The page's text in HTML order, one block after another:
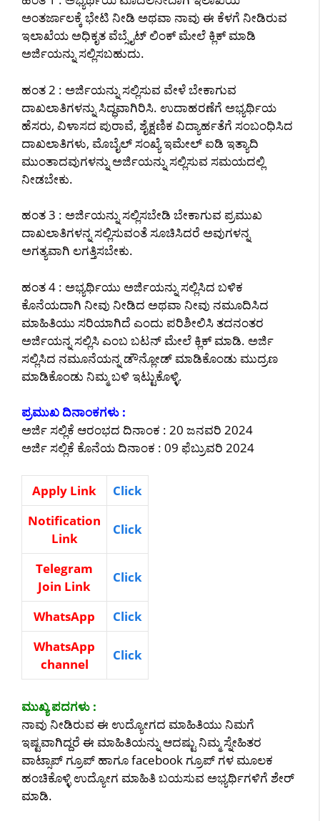
ಅಂತರ್ಜಾಲಕ್ಕೆ ಭೇಟಿ ನೀಡಿ ಅಥವಾ ನಾವು ಈ ಕೆಳಗೆ ನೀಡಿರುವ
ಇಲಾಖೆಯ ಅಧಿಕೃತ ವೆಬ್ಸೈಟ್ ಲಿಂಕ್ ಮೇಲೆ ಕ್ಲಿಕ್ ಮಾಡಿ
ಅರ್ಜಿಯನ್ನು ಸಲ್ಲಿಸಬಹುದು.
ಹಂತ 2 : ಅರ್ಜಿಯನ್ನು ಸಲ್ಲಿಸುವ ವೇಳೆ ಬೇಕಾಗುವ
ದಾಖಲಾತಿಗಳನ್ನು ಸಿದ್ಧವಾಗಿರಿಸಿ. ಉದಾಹರಣೆಗೆ ಅಭ್ಯರ್ಥಿಯ
ಹೆಸರು, ವಿಳಾಸದ ಪುರಾವೆ, ಶೈಕ್ಷಣಿಕ ವಿದ್ಯಾರ್ಹತೆಗೆ ಸಂಬಂಧಿಸಿದ
ದಾಖಲಾತಿಗಳು, ಮೊಬೈಲ್ ಸಂಖ್ಯೆ ಇಮೇಲ್ ಐಡಿ ಇತ್ಯಾದಿ
ಮುಂತಾದವುಗಳನ್ನು ಅರ್ಜಿಯನ್ನು ಸಲ್ಲಿಸುವ ಸಮಯದಲ್ಲಿ
ನೀಡಬೇಕು.
ಹಂತ 3 : ಅರ್ಜಿಯನ್ನು ಸಲ್ಲಿಸಬೇಡಿ ಬೇಕಾಗುವ ಪ್ರಮುಖ
ದಾಖಲಾತಿಗಳನ್ನ ಸಲ್ಲಿಸುವಂತೆ ಸೂಚಿಸಿದರೆ ಅವುಗಳನ್ನ
ಅಗತ್ಯವಾಗಿ ಲಗತ್ತಿಸಬೇಕು.
ಹಂತ 4 : ಅಭ್ಯರ್ಥಿಯು ಅರ್ಜಿಯನ್ನು ಸಲ್ಲಿಸಿದ ಬಳಿಕ
ಕೊನೆಯದಾಗಿ ನೀವು ನೀಡಿದ ಅಥವಾ ನೀವು ನಮೂದಿಸಿದ
ಮಾಹಿತಿಯು ಸರಿಯಾಗಿದೆ ಎಂದು ಪರಿಶೀಲಿಸಿ ತದನಂತರ
ಅರ್ಜಿಯನ್ನ ಸಲ್ಲಿಸಿ ಎಂಬ ಬಟನ್ ಮೇಲೆ ಕ್ಲಿಕ್ ಮಾಡಿ. ಅರ್ಜಿ
ಸಲ್ಲಿಸಿದ ನಮೂನೆಯನ್ನ ಡೌನ್ಲೋಡ್ ಮಾಡಿಕೊಂಡು ಮುದ್ರಣ
ಮಾಡಿಕೊಂಡು ನಿಮ್ಮ ಬಳಿ ಇಟ್ಟುಕೊಳ್ಳಿ.
ಪ್ರಮುಖ ದಿನಾಂಕಗಳು :
ಅರ್ಜಿ ಸಲ್ಲಿಕೆ ಆರಂಭದ ದಿನಾಂಕ : 20 ಜನವರಿ 2024
ಅರ್ಜಿ ಸಲ್ಲಿಕೆ ಕೊನೆಯ ದಿನಾಂಕ : 09 ಫೆಬ್ರುವರಿ 2024
Apply Link
Click
Notification
Link
Click
Telegram
Join Link
Click
WhatsApp
Click
WhatsApp
channel
Click
ಮುಖ್ಯ ಪದಗಳು :
ನಾವು ನೀಡಿರುವ ಈ ಉದ್ಯೋಗದ ಮಾಹಿತಿಯು ನಿಮಗೆ
ಇಷ್ಟವಾಗಿದ್ದರೆ ಈ ಮಾಹಿತಿಯನ್ನು ಆದಷ್ಟು ನಿಮ್ಮ ಸ್ನೇಹಿತರ
ವಾಟ್ಸಾಪ್ ಗ್ರೂಪ್ ಹಾಗೂ facebook ಗ್ರೂಪ್ ಗಳ ಮೂಲಕ
ಹಂಚಿಕೊಳ್ಳಿ ಉದ್ಯೋಗ ಮಾಹಿತಿ ಬಯಸುವ ಅಭ್ಯರ್ಥಿಗಳಿಗೆ ಶೇರ್
ಮಾಡಿ.